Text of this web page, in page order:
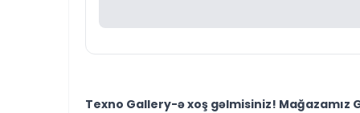
Texno Gallery-ə xoş gəlmisiniz!